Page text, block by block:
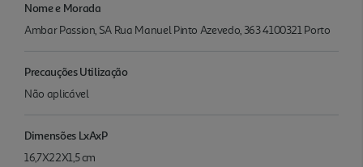
Nome e Morada
Ambar Passion, SA Rua Manuel Pinto Azevedo, 363 4100321 Porto
Precauções Utilização
Não aplicável
Dimensões LxAxP
16,7X22X1,5 cm